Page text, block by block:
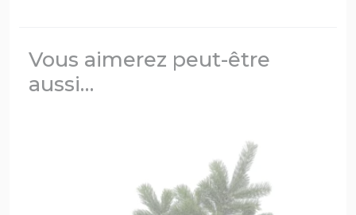
Vous aimerez peut-être
aussi…